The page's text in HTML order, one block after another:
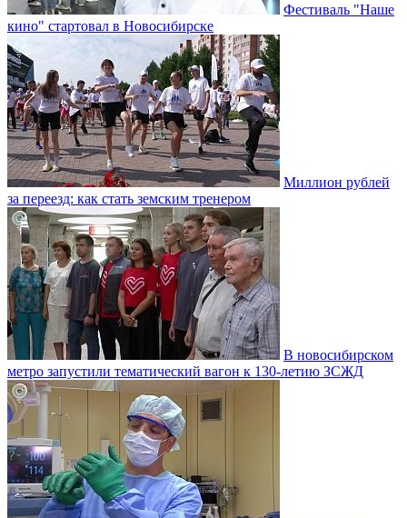
Фестиваль "Наше
кино" стартовал в Новосибирске
Миллион рублей
за переезд: как стать земским тренером
В новосибирском
метро запустили тематический вагон к 130-летию ЗСЖД